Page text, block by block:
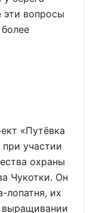
эти вопросы
«Путёвка
участии
охраны
Чукотки. Он
лопатня, их
выращивании